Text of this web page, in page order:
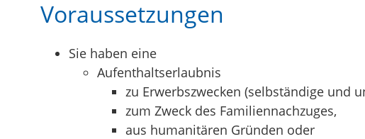
Voraussetzungen
Sie haben eine
Aufenthaltserlaubnis
zu Erwerbszwecken (selbständige und
zum Zweck des Familiennachzuges,
aus humanitären Gründen oder